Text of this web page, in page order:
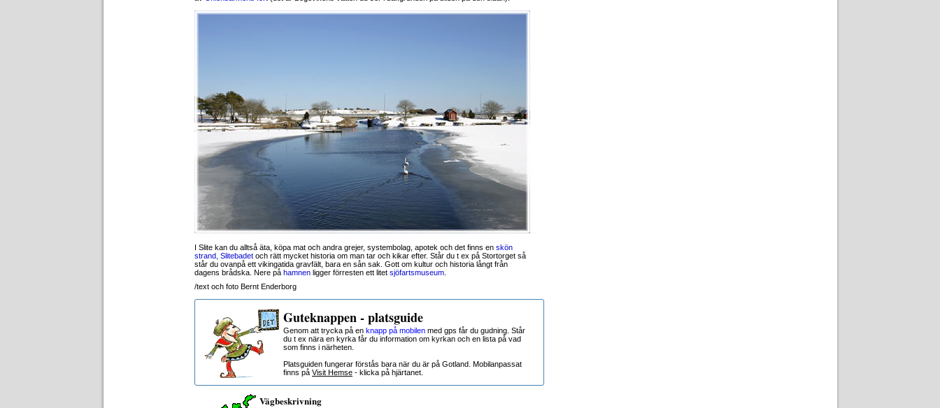
I Slite kan du alltså äta, köpa mat och andra grejer, systembolag, apotek och det finns en skön
strand, Slitebadet och rätt mycket historia om man tar och kikar efter. Står du t ex på Stortorget så
står du ovanpå ett vikingatida gravfält, bara en sån sak. Gott om kultur och historia långt från
dagens brådska. Nere på hamnen ligger förresten ett litet sjöfartsmuseum
/text och foto Bernt Enderborg
Guteknappen - platsguide
Genom att trycka på en knapp på mobilen med gps får du gudning. Står
du t ex nära en kyrka får du information om kyrkan och en lista på vad
som finns i närheten.
Platsguiden fungerar förstås bara när du är på Gotland. Mobilanpassat
finns på Visit Hemse - klicka på hjärtanet.
Vägbeskrivning